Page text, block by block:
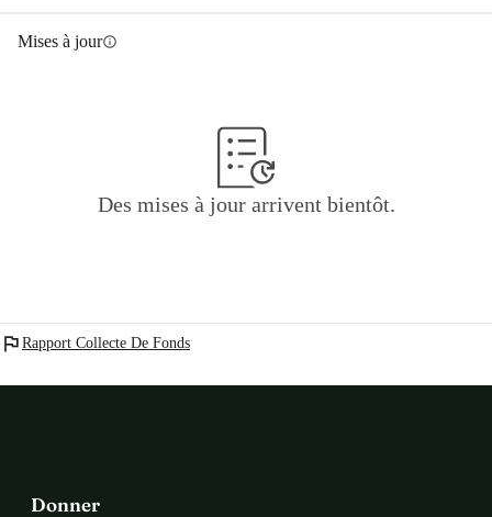
Mises à jourinfo
Des mises à jour arrivent bientôt.
flag Rapport Collecte De Fonds
Donner